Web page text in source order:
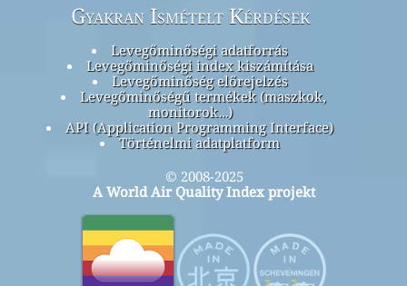
Gyakran Ismételt Kérdések
Levegőminőségi adatforrás
Levegőminőségi index kiszámítása
Levegőminőség előrejelzés
Levegőminőségű termékek (maszkok,
monitorok…)
API (Application Programming Interface)
Történelmi adatplatform
© 2008-2025
A World Air Quality Index projekt